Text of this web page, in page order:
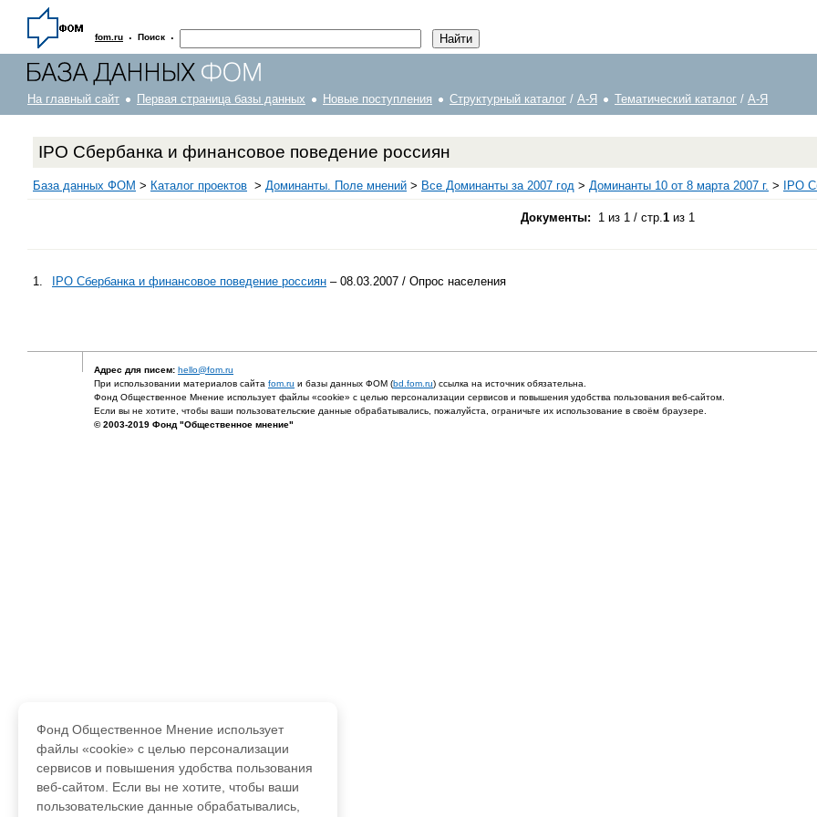
fom.ru · Поиск ·
На главный сайт Первая страница базы данных Новые поступления Структурный каталог / А-Я Тематический каталог / А-Я
IPO Сбербанка и финансовое поведение россиян
База данных ФОМ > Каталог проектов > Доминанты. Поле мнений > Все Доминанты за 2007 год > Доминанты 10 от 8 марта 2007 г. > IPO
Документы: 1 из 1 / стр. 1из 1
1. IPO Сбербанка и финансовое поведение россиян – 08.03.2007 / Опрос населения
Адрес для писем: hello@fom.ru
При использовании материалов сайта fom.ru и базы данных ФОМ (bd.fom.ru) ссылка на источник обязательна.
Фонд Общественное Мнение использует файлы «cookie» с целью персонализации сервисов и повышения удобства пользования веб-сайтом.
Если вы не хотите, чтобы ваши пользовательские данные обрабатывались, пожалуйста, ограничьте их использование в своём браузере.
© 2003-2019 Фонд "Общественное мнение"
Фонд Общественное Мнение использует
файлы «cookie» с целью персонализации
сервисов и повышения удобства пользования
веб-сайтом. Если вы не хотите, чтобы ваши
пользовательские данные обрабатывались,